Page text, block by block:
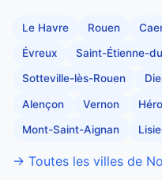
Le Havre Rouen
Évreux Saint-Étienne-
Sotteville-lès-Rouen
Alençon Vernon
Mont-Saint-Aignan
→ Toutes les villes de